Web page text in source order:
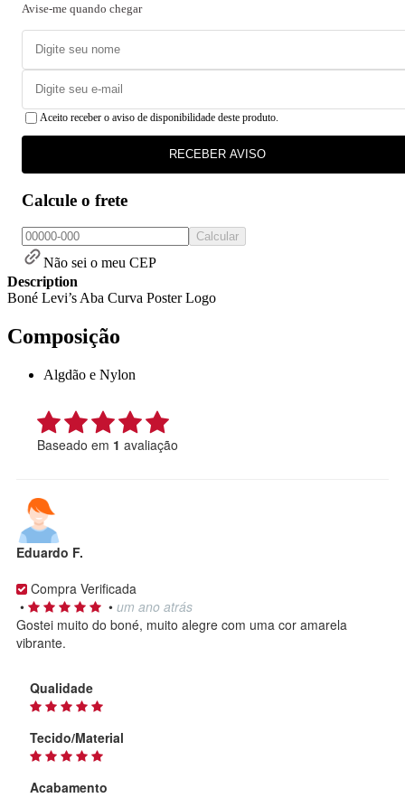
Avise-me quando chegar
Aceito receber o aviso de disponibilidade deste produto.
RECEBER AVISO
Calcule o frete
Calcular
Não sei o meu CEP
Description
Boné Levi’s Aba Curva Poster Logo
Composição
Algdão e Nylon
Baseado em 1 avaliação
Eduardo F.
Compra Verificada
•
• um ano atrás
Gostei muito do boné, muito alegre com uma cor amarela
vibrante.
Qualidade
Tecido/Material
Acabamento